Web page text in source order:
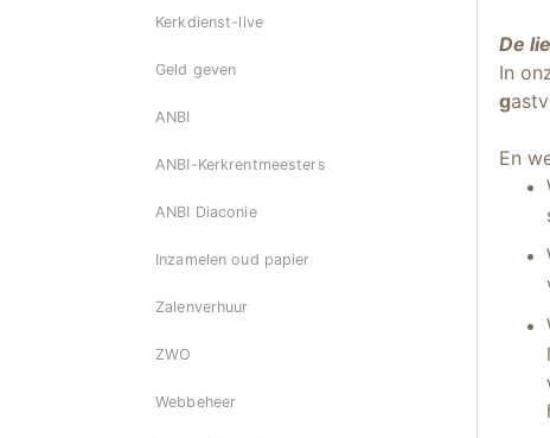
Kerkdienst-live
Geld geven
ANBI
ANBI-Kerkrentmeesters
ANBI Diaconie
Inzamelen oud papier
Zalenverhuur
ZWO
Webbeheer
De
In
g
En